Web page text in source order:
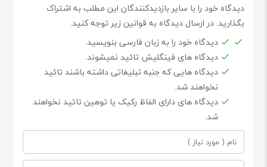
دیدگاه خود را با سایر بازدیدکنندگان این مطلب به اشتراک
بگذارید. در ارسال دیدگاه به قوانین زیر توجه کنید.
دیدگاه خود را به زبان فارسی بنویسید.
دیدگاه های فینگلیش تائید نمیشوند.
دیدگاه هایی که جنبه تبلیغاتی داشته باشند تائید
نخواهند شد.
دیدگاه های دارای الفاظ رکیک یا توهین تائید نخواهند
شد.